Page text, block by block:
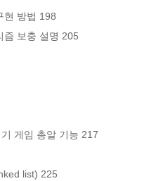
현 방법 198
즘 보충 설명 205
게임 총알 기능 217
list) 225